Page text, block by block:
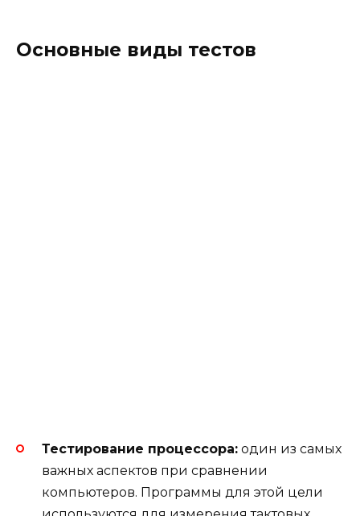
Основные виды тестов
Тестирование процессора: один из самых
важных аспектов при сравнении
компьютеров. Программы для этой цели